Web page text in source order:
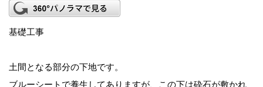
基礎工事
土間となる部分の下地です。
ブルーシートで養生してありますが、この下は砕石が敷かれ